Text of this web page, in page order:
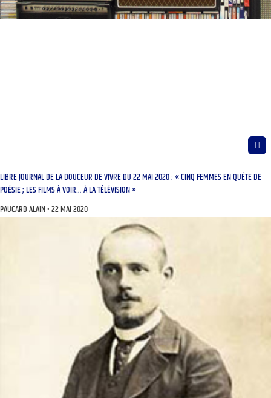
LIBRE JOURNAL DE LA DOUCEUR DE VIVRE DU 22 MAI 2020 : « CINQ FEMMES EN QUÊTE DE
POÉSIE ; LES FILMS À VOIR… À LA TÉLÉVISION »
PAUCARD ALAIN 22 MAI 2020